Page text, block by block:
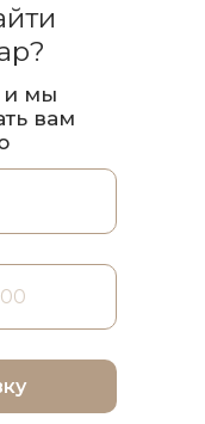
и мы
вам